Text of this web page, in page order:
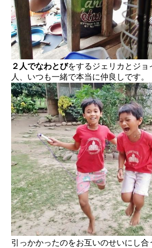
２人でなわとびをするジェリカとジョ
人、いつも一緒で本当に仲良しです。
引っかかったのをお互いのせいにし合